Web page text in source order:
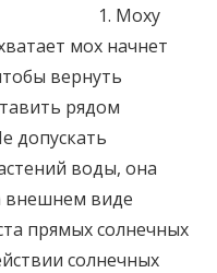
Моху
мох начнет
вернуть
рядом
допускать
воды, она
внешнем виде
прямых солнечных
солнечных